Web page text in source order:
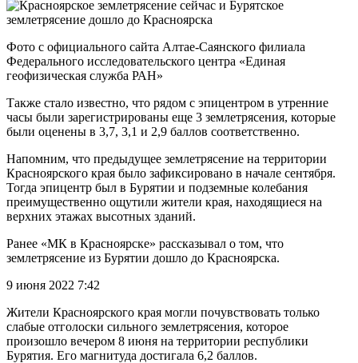
Фото с официального сайта Алтае-Саянского филиала
Федерального исследовательского центра «Единая
геофизическая служба РАН»
Также стало известно, что рядом с эпицентром в утренние
часы были зарегистрированы еще 3 землетрясения, которые
были оценены в 3,7, 3,1 и 2,9 баллов соответственно.
Напомним, что предыдущее землетрясение на территории
Красноярского края было зафиксировано в начале сентября.
Тогда эпицентр был в Бурятии и подземные колебания
преимущественно ощутили жители края, находящиеся на
верхних этажах высотных зданий.
Ранее «МК в Красноярске» рассказывал о том, что
землетрясение из Бурятии дошло до Красноярска.
9 июня 2022 7:42
Жители Красноярского края могли почувствовать только
слабые отголоски сильного землетрясения, которое
произошло вечером 8 июня на территории республики
Бурятия. Его магнитуда достигала 6,2 баллов.